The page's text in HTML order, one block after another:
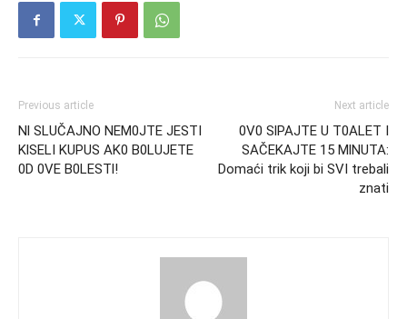
Previous article
Nl SLUČAJNO NEM0JTE JESTI
KlSELI KUPUS AK0 B0LUJETE
0D 0VE B0LESTl!
Next article
0V0 SlPAJTE U T0ALET I
SAČEKAJTE 15 MlNUTA:
Domaći trik koji bi SVI trebali
znati